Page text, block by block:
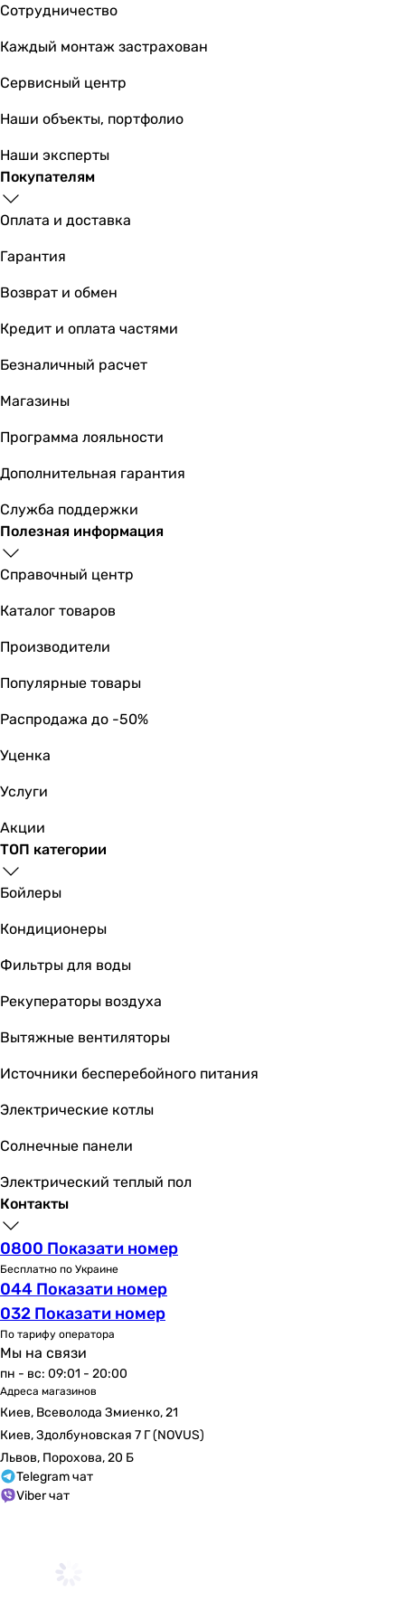
2 999грн
Grohe QuickFix Start Cube
2 999
Основные характеристики
Тип
ёрш
держатель полотенца
держатель мыла
держатель туалетной бумаги
полочка
держатель мыла
стакан
Производство
Китай
Китай
Китай
Китай
Китай
Китай
Китай
металл, стекло
металл, стекло
металл
металл
металл, стекло
металл
металл
металл, стекло
Коллекции
Start
Start Cosmopolitan
Start
Start
Start Cube
Start Cube
Start Cosmopolitan
Start Cube
Start Cube
Тип поверхности
хром
глянцевая
хром
хром
хром
хром
хром
хром
Сотрудничество
Каждый монтаж застрахован
Сервисный центр
Наши объекты, портфолио
Наши эксперты
Покупателям
Оплата и доставка
Гарантия
Возврат и обмен
Кредит и оплата частями
Безналичный расчет
Магазины
Программа лояльности
Дополнительная гарантия
Служба поддержки
Полезная информация
Справочный центр
Каталог товаров
Производители
Популярные товары
Распродажа до -50%
Уценка
Услуги
Акции
ТОП категории
Бойлеры
Кондиционеры
Фильтры для воды
Рекуператоры воздуха
Вытяжные вентиляторы
Источники бесперебойного питания
Электрические котлы
Солнечные панели
Электрический теплый пол
Контакты
0800 Показати номер
Бесплатно по Украине
044 Показати номер
032 Показати номер
По тарифу оператора
Мы на связи
пн - вс: 09:01 - 20:00
Адреса магазинов
Киев, Всеволода Змиенко, 21
Киев, Здолбуновская 7 Г (NOVUS)
Львов, Порохова, 20 Б
Telegram чат
Viber чат